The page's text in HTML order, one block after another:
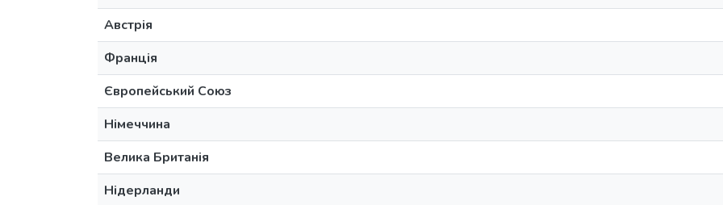
Австрія
Франція
Європейський Союз
Німеччина
Велика Британія
Нідерланди